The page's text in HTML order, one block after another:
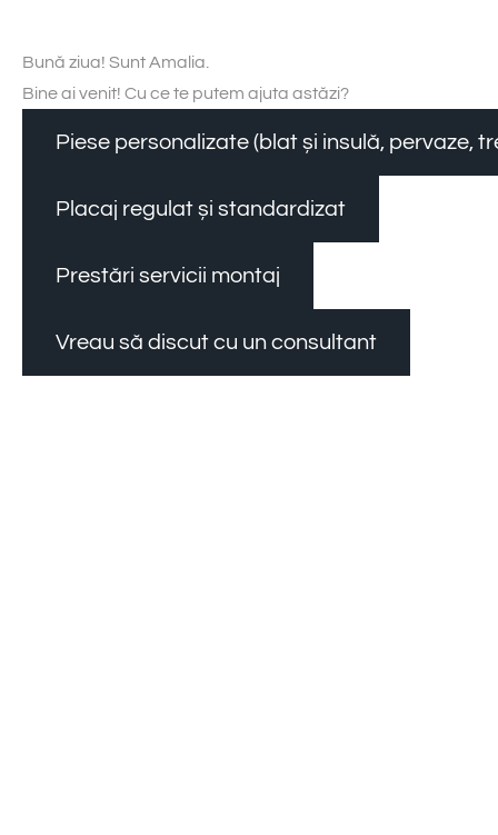
Bună ziua! Sunt Amalia.
Bine ai venit! Cu ce te putem ajuta astăzi?
Piese personalizate (blat și insulă, pervaze,
Placaj regulat și standardizat
Prestări servicii montaj
Vreau să discut cu un consultant